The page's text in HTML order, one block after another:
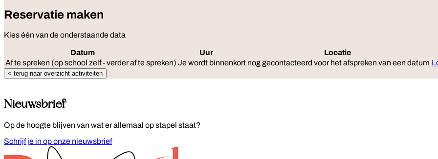
Reservatie maken
Kies één van de onderstaande data
Datum Uur Locatie
Af te spreken (op school zelf - verder af te spreken) Je wordt binnenkort nog gecontacteerd voor het afspreken van een datum
< terug naar overzicht activiteiten
Nieuwsbrief
Op de hoogte blijven van wat er allemaal op stapel staat?
Schrijf je in op onze nieuwsbrief